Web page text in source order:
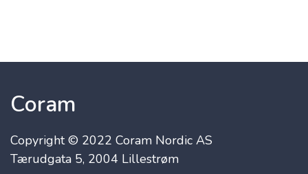
Coram
Copyright © 2022 Coram Nordic AS
Tærudgata 5, 2004 Lillestrøm